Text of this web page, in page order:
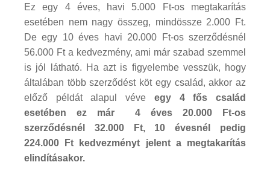
Ez egy 4 éves, havi 5.000 Ft-os megtakarítás
esetében nem nagy összeg, mindössze 2.000 Ft.
De egy 10 éves havi 20.000 Ft-os szerződésnél
56.000 Ft a kedvezmény, ami már szabad szemmel
is jól látható. Ha azt is figyelembe vesszük, hogy
általában több szerződést köt egy család, akkor az
előző példát alapul véve egy 4 fős család
esetében ez már 4 éves
20.000 Ft-os
szerződésnél 32.000 Ft, 10 évesnél pedig
224.000 Ft kedvezményt jelent a megtakarítás
elindításakor.